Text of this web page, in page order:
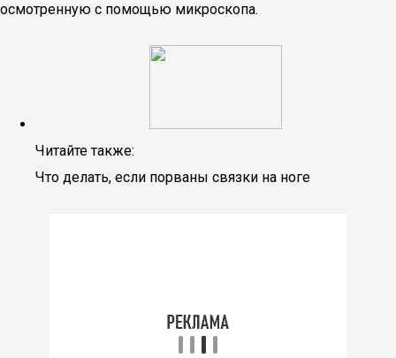
осмотренную с помощью микроскопа.
Читайте также:
Что делать, если порваны связки на ноге